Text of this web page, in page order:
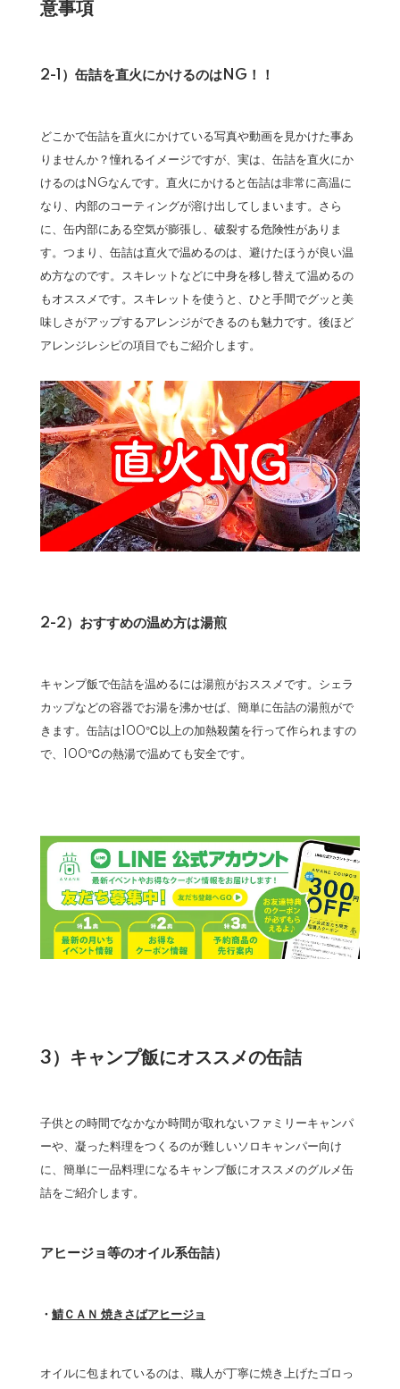
意事項
2-1）缶詰を直火にかけるのはNG！！
どこかで缶詰を直火にかけている写真や動画を見かけた事あ
りませんか？憧れるイメージですが、実は、缶詰を直火にか
けるのはNGなんです。直火にかけると缶詰は非常に高温に
なり、内部のコーティングが溶け出してしまいます。さら
に、缶内部にある空気が膨張し、破裂する危険性がありま
す。つまり、缶詰は直火で温めるのは、避けたほうが良い温
め方なのです。スキレットなどに中身を移し替えて温めるの
もオススメです。スキレットを使うと、ひと手間でグッと美
味しさがアップするアレンジができるのも魅力です。後ほど
アレンジレシピの項目でもご紹介します。
2-2）おすすめの温め方は湯煎
キャンプ飯で缶詰を温めるには湯煎がおススメです。シェラ
カップなどの容器でお湯を沸かせば、簡単に缶詰の湯煎がで
きます。缶詰は100℃以上の加熱殺菌を行って作られますの
で、100℃の熱湯で温めても安全です。
3）キャンプ飯にオススメの缶詰
子供との時間でなかなか時間が取れないファミリーキャンパ
ーや、凝った料理をつくるのが難しいソロキャンパー向け
に、簡単に一品料理になるキャンプ飯にオススメのグルメ缶
詰をご紹介します。
アヒージョ等のオイル系缶詰）
・ 鯖ＣＡＮ 焼きさばアヒージョ
オイルに包まれているのは、職人が丁寧に焼き上げたゴロっ